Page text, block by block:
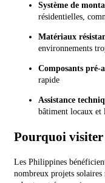
Système de
résidentielles,
Matériaux
environnements
Composants pré-
rapide
Assistance
bâtiment locaux et
Pourquoi visiter
Les Philippines
nombreux projets solaires